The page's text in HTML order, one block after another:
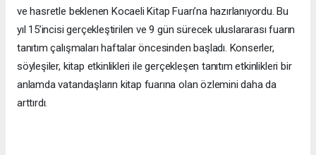
ve hasretle beklenen Kocaeli Kitap Fuarı’na hazırlanıyordu. Bu
yıl 15’incisi gerçekleştirilen ve 9 gün sürecek uluslararası fuarın
tanıtım çalışmaları haftalar öncesinden başladı. Konserler,
söyleşiler, kitap etkinlikleri ile gerçekleşen tanıtım etkinlikleri bir
anlamda vatandaşların kitap fuarına olan özlemini daha da
arttırdı.